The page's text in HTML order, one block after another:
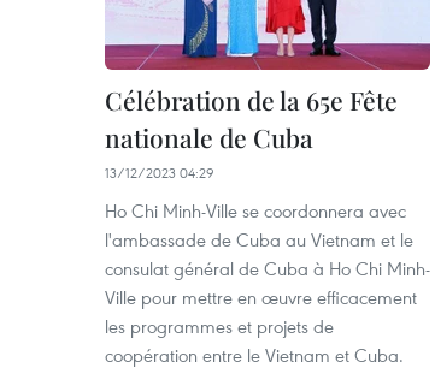
Célébration de la 65e Fête
nationale de Cuba
13/12/2023 04:29
Ho Chi Minh-Ville se coordonnera avec
l'ambassade de Cuba au Vietnam et le
consulat général de Cuba à Ho Chi Minh-
Ville pour mettre en œuvre efficacement
les programmes et projets de
coopération entre le Vietnam et Cuba.